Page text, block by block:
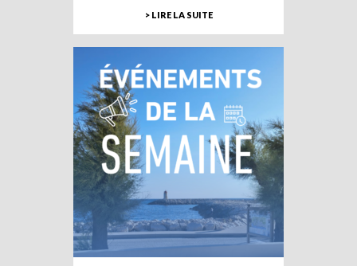
> LIRE LA SUITE